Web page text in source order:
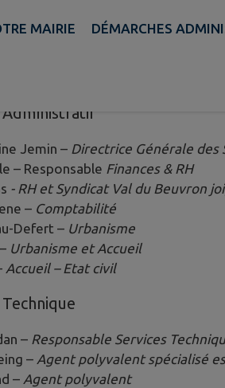
Pied de page
MAIRIE DÉMARCHES
Jemin – Directrice Générale des
– Responsable Finances & RH
- RH et Syndicat Val du Beuvron
– Comptabilité
Defert – Urbanisme
Urbanisme et Accueil
Accueil – Etat civil
– Responsable Services
– Agent polyvalent spécialisé
– Agent polyvalent